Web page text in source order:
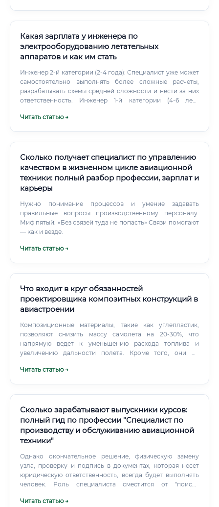
возможности для международной карьеры и более
широкий спектр карьерных траекторий. ⚠️ Почему
бортинженер может быть предпочтительнее пилота:
стоимость обучения на бортинженера существенно
ниже, чем на пилота коммерческой авиации (разница
может достигать 5–10 миллионов рублей), при
сопоставимом уровне дохода и условий труда на
начальных этапах карьеры.
Какая зарплата у инженера по
электрооборудованию летательных
аппаратов и как им стать
Инженер 2-й категории (2-4 года): Специалист уже может
самостоятельно выполнять более сложные расчеты,
разрабатывать схемы средней сложности и нести за них
ответственность. Инженер 1-й категории (4-6 лет):
ответственных систем.
Читать статью →
Сколько получает специалист по управлению
качеством в жизненном цикле авиационной
техники: полный разбор профессии, зарплат и
карьеры
Нужно понимание процессов и умение задавать
правильные вопросы производственному персоналу.
Миф пятый: «Без связей туда не попасть» Связи помогают
— как и везде.
Читать статью →
Что входит в круг обязанностей
проектировщика композитных конструкций в
авиастроении
Композиционные материалы, такие как углепластик,
позволяют снизить массу самолета на 20-30%, что
напрямую ведет к уменьшению расхода топлива и
увеличению дальности полета. Кроме того, они не
повышает ресурс и надежность воздушного судна.
Читать статью →
Сколько зарабатывают выпускники курсов:
полный гид по профессии "Специалист по
производству и обслуживанию авиационной
техники"
Однако окончательное решение, физическую замену
узла, проверку и подпись в документах, которая несет
юридическую ответственность, всегда будет выполнять
человек. Роль специалиста сместится от "поиска
основе данных ИИ, что повысит эффективность и
Читать статью →